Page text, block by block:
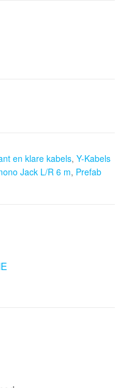
en klare kabels, Y-Kabels
Jack L/R 6 m, Prefab